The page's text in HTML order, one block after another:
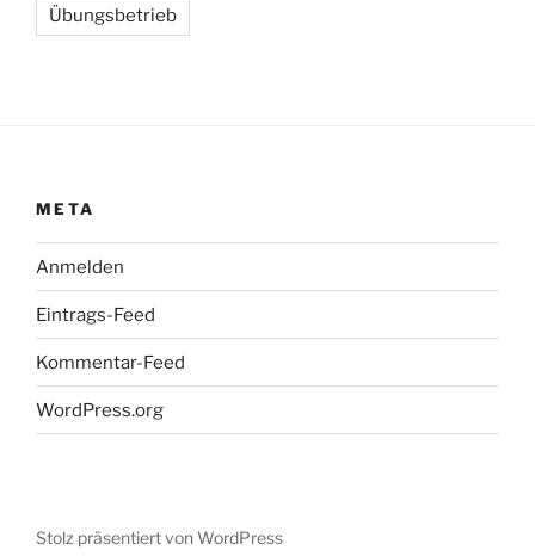
Übungsbetrieb
META
Anmelden
Eintrags-Feed
Kommentar-Feed
WordPress.org
Stolz präsentiert von WordPress